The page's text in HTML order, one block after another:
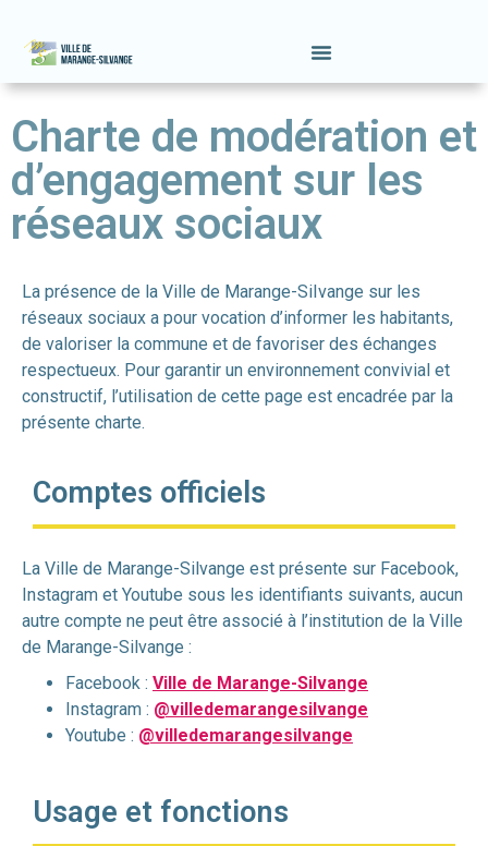
Charte de modération et
d’engagement sur les
réseaux sociaux
La présence de la Ville de Marange-SiIvange sur les
réseaux sociaux a pour vocation d’informer les habitants,
de valoriser la commune et de favoriser des échanges
respectueux. Pour garantir un environnement convivial et
constructif, l’utilisation de cette page est encadrée par la
présente charte.
Comptes officiels
La Ville de Marange-Silvange est présente sur Facebook,
Instagram et Youtube sous les identifiants suivants, aucun
autre compte ne peut être associé à l’institution de la Ville
de Marange-Silvange :
Facebook : Ville de Marange-Silvange
Instagram : @villedemarangesilvange
Youtube : @villedemarangesilvange
Usage et fonctions